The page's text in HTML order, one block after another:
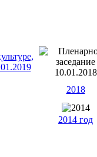
2018
2014 год